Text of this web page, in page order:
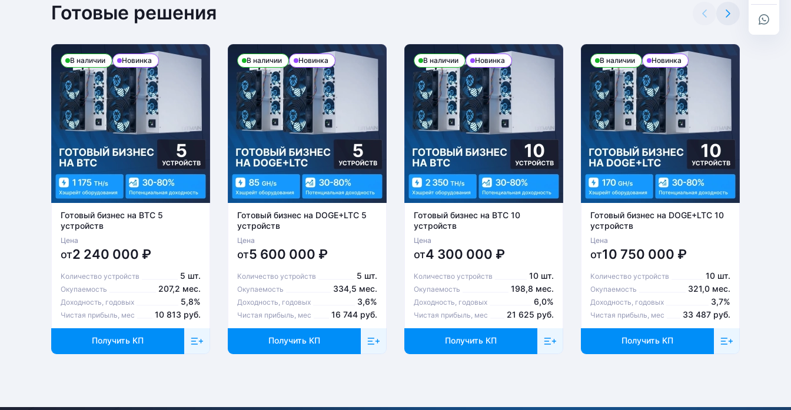
Готовые решения
В наличии Новинка
Готовый бизнес на BTC 5
устройств
Цена
от2 240 000 ₽
Количество устройств 5 шт.
Окупаемость 207,2 мес.
Доходность, годовых 5,8%
Чистая прибыль, мес 10 813 руб.
Получить КП
В наличии Новинка
Готовый бизнес на DOGE+LTC 5
устройств
Цена
от5 600 000 ₽
Количество устройств 5 шт.
Окупаемость 334,5 мес.
Доходность, годовых 3,6%
Чистая прибыль, мес 16 744 руб.
Получить КП
В наличии Новинка
Готовый бизнес на BTC 10
устройств
Цена
от4 300 000 ₽
Количество устройств 10 шт.
Окупаемость 198,8 мес.
Доходность, годовых 6,0%
Чистая прибыль, мес 21 625 руб.
Получить КП
В наличии Новинка
Готовый бизнес на DOGE+LTC 10
устройств
Цена
от10 750 000 ₽
Количество устройств 10 шт.
Окупаемость 321,0 мес.
Доходность, годовых 3,7%
Чистая прибыль, мес 33 487 руб.
Получить КП